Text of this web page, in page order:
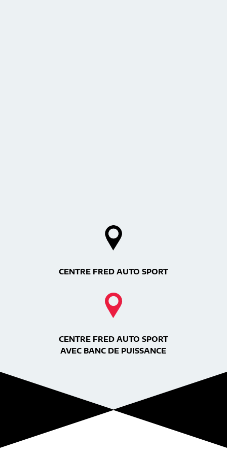
CENTRE FRED AUTO SPORT
CENTRE FRED AUTO SPORT
AVEC BANC DE PUISSANCE